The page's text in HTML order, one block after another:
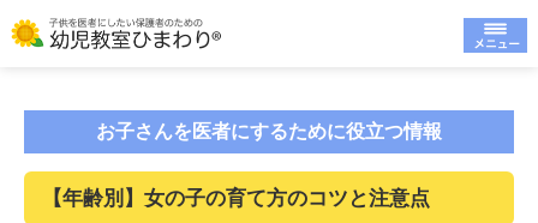
お子さんを医者にするために役立つ情報
【年齢別】女の子の育て方のコツと注意点